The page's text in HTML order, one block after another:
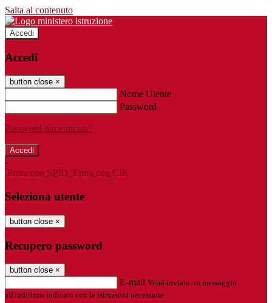
Salta al contenuto
Accedi
Accedi
button close ×
Nome Utente
Password
Password dimenticata?
-
Entra con SPID Entra con CIE
Seleziona utente
button close ×
Recupero password
button close ×
E-mail Verrà inviato un messaggio
all'indirizzo indicato con le istruzioni necessarie.